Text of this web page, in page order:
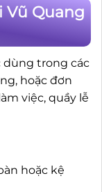
Vũ Quang
dùng trong các
hoặc đơn
việc, quầy lễ
hoặc kệ